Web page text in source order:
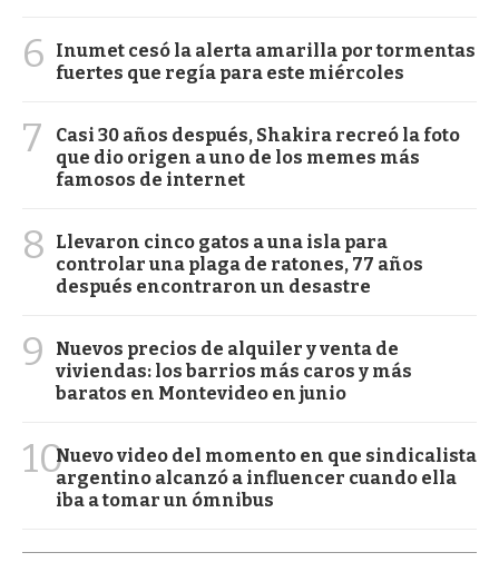
6
Inumet cesó la alerta amarilla por tormentas
fuertes que regía para este miércoles
7
Casi 30 años después, Shakira recreó la foto
que dio origen a uno de los memes más
famosos de internet
8
Llevaron cinco gatos a una isla para
controlar una plaga de ratones, 77 años
después encontraron un desastre
9
Nuevos precios de alquiler y venta de
viviendas: los barrios más caros y más
baratos en Montevideo en junio
10Nuevo video del momento en que sindicalista
argentino alcanzó a influencer cuando ella
iba a tomar un ómnibus